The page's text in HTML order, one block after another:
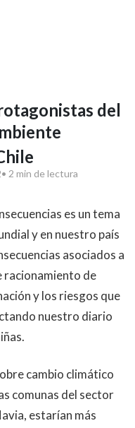
del
• 2 min de lectura
es un tema
y en nuestro país
asociados a
racionamiento de
y los riesgos que
nuestro diario
cambio climático
comunas del sector
estarían más